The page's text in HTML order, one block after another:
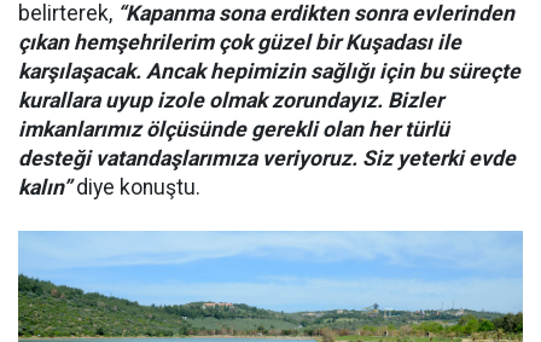
belirterek, “Kapanma sona erdikten sonra evlerinden
çıkan hemşehrilerim çok güzel bir Kuşadası ile
karşılaşacak. Ancak hepimizin sağlığı için bu süreçte
kurallara uyup izole olmak zorundayız. Bizler
imkanlarımız ölçüsünde gerekli olan her türlü
desteği vatandaşlarımıza veriyoruz. Siz yeterki evde
kalın”diye konuştu.